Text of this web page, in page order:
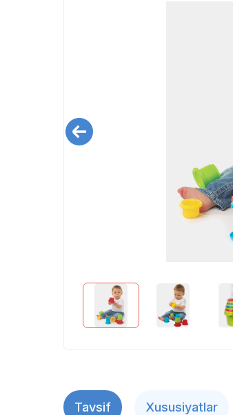
Tavsif Xususiyatlar